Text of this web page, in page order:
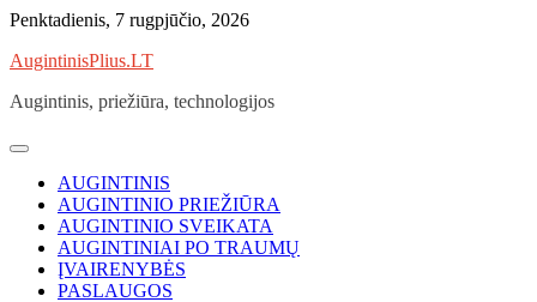
Skip
content
Penktadienis, 7 rugpjūčio, 2026
AugintinisPlius.LT
Augintinis, priežiūra, technologijos
AUGINTINIS
AUGINTINIO PRIEŽIŪRA
AUGINTINIO SVEIKATA
AUGINTINIAI PO TRAUMŲ
ĮVAIRENYBĖS
PASLAUGOS